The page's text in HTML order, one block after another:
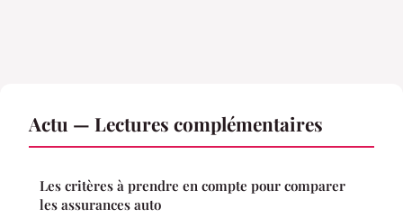
Actu — Lectures complémentaires
Les critères à prendre en compte pour comparer
les assurances auto